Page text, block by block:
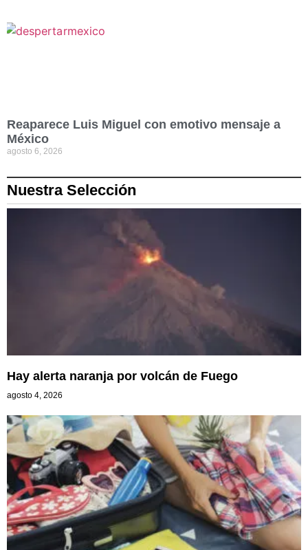
Reaparece Luis Miguel con emotivo mensaje a
México
agosto 6, 2026
Nuestra Selección
Hay alerta naranja por volcán de Fuego
agosto 4, 2026